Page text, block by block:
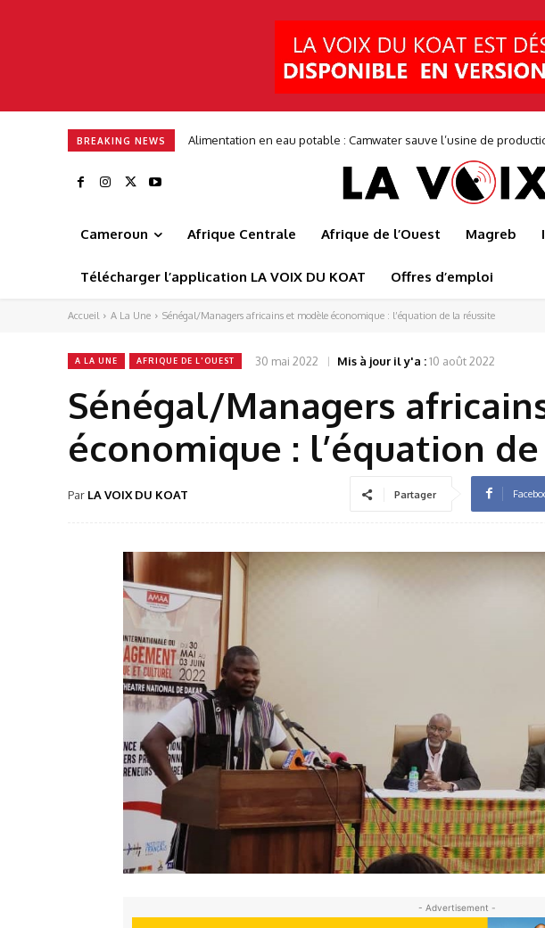
BREAKING NEWS Alimentation en eau potable : Camwater sauve l’usine de production
Entrepreneuriat : ITGStore mise sur 30 jeunes pour faire éclore
Cameroun Afrique Centrale Afrique de l’Ouest Magreb
Télécharger l’application LA VOIX DU KOAT Offres d’emploi
Accueil A La Une Sénégal/Managers africains et modèle économique : l’équation de la réussite
A LA UNE AFRIQUE DE L'OUEST 30 mai 2022 Mis à jour il y'a :10 août 2022
Sénégal/Managers
économique : l’équation
Par LA VOIX DU KOAT Partager
- Advertisement -